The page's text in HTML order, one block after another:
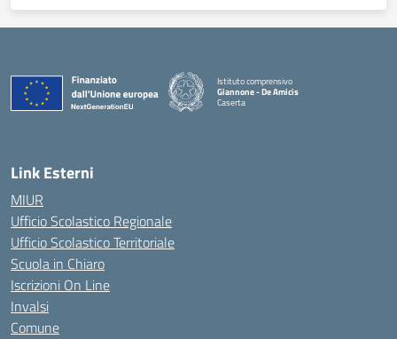
Istituto comprensivo
Giannone - De Amicis
Caserta
Link Esterni
MIUR
Ufficio Scolastico Regionale
Ufficio Scolastico Territoriale
Scuola in Chiaro
Iscrizioni On Line
Invalsi
Comune